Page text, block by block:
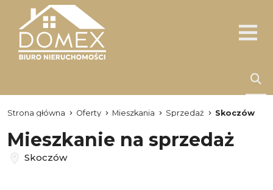
Strona główna Oferty Mieszkania Sprzedaż Skoczów
Mieszkanie na sprzedaż
Skoczów